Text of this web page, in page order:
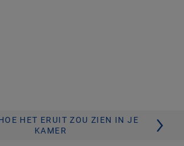
HET ERUIT ZOU ZIEN IN JE
KAMER